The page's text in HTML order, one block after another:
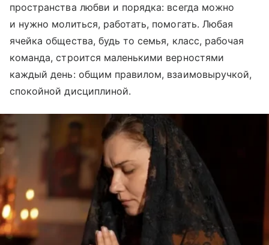
пространства любви и порядка: всегда можно
и нужно молиться, работать, помогать. Любая
ячейка общества, будь то семья, класс, рабочая
команда, строится маленькими верностями
каждый день: общим правилом, взаимовыручкой,
спокойной дисциплиной.